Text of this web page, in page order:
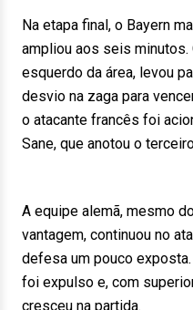
Na etapa final, o Bayern
ampliou aos seis minutos.
esquerdo da área, levou
desvio na zaga para
o atacante francês foi
Sane, que anotou o
A equipe alemã, mesmo
vantagem, continuou no
defesa um pouco
foi expulso e, com
cresceu na partida.